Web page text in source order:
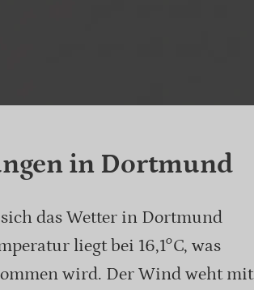
in Dortmund
das Wetter in Dortmund
liegt bei 16,1°C, was
wird. Der Wind weht mit